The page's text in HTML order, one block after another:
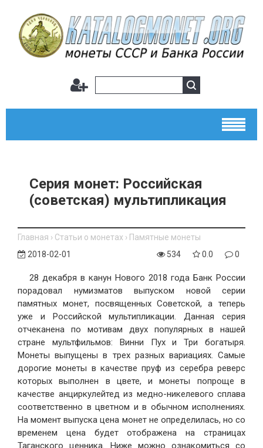
Серия монет: Российская
(советская) мультипликация
Главная › Статьи о монетах › Памятные монеты
2018-02-01
534 0.0 0
28 декабря в канун Нового 2018 года Банк России
порадовал нумизматов выпуском новой серии
памятных монет, посвященных Советской, а теперь
уже и Российской мультипликации. Данная серия
отчеканена по мотивам двух популярных в нашей
стране мультфильмов: Винни Пух и Три богатыря.
Монеты выпущены в трех разных вариациях. Самые
дорогие монеты в качестве пруф из серебра реверс
которых выполнен в цвете, и монеты попроще в
качестве анциркулейтед из медно-никелевого сплава
соответственно в цветном и в обычном исполнениях.
На момент выпуска цена монет не определилась, но со
временем цена будет отображена на страницах
Таганского ценника. Ниже можно ознакомиться со